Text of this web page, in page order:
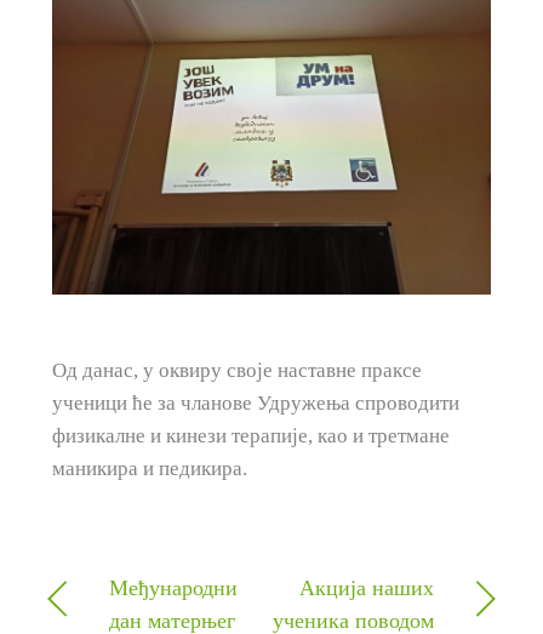
Од данас, у оквиру своје наставне праксе
ученици ће за чланове Удружења спроводити
физикалне и кинези терапије, као и третмане
маникира и педикира.
Међународни
дан матерњег
Акција наших
ученика поводом